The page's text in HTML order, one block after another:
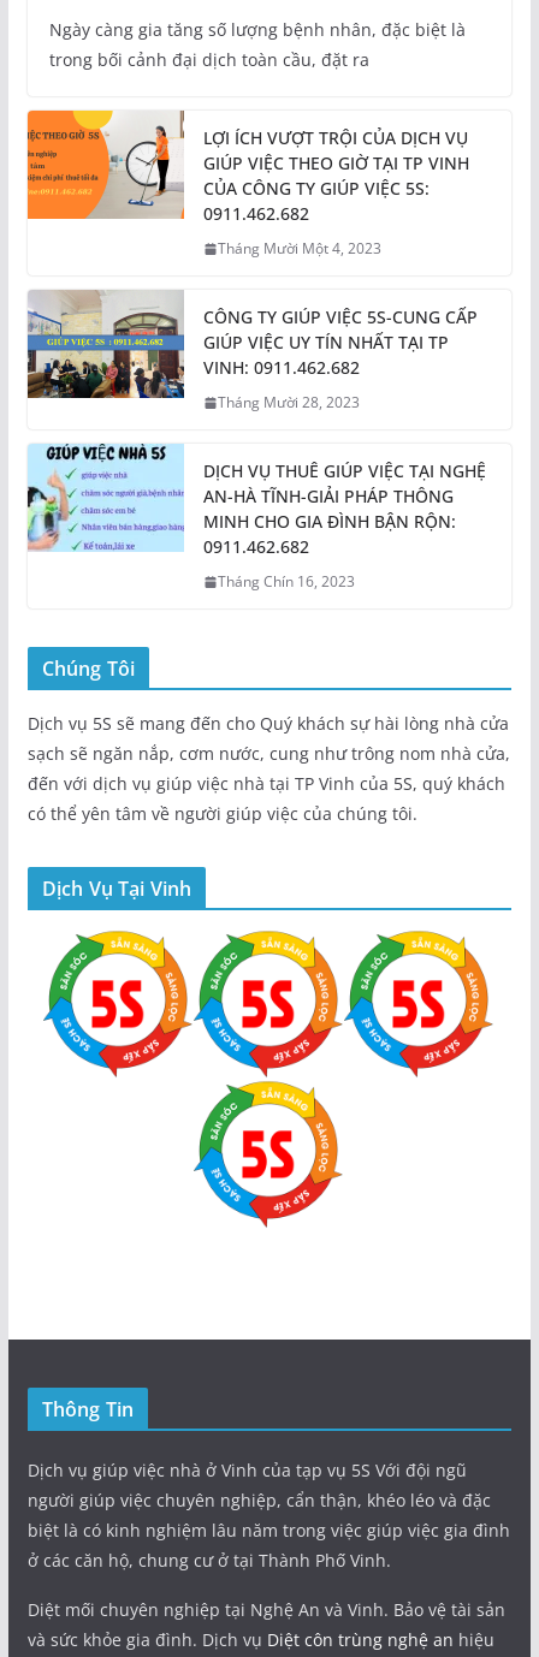
Ngày càng gia tăng số lượng bệnh nhân, đặc biệt là
trong bối cảnh đại dịch toàn cầu, đặt ra
LỢI ÍCH VƯỢT TRỘI CỦA DỊCH VỤ
GIÚP VIỆC THEO GIỜ TẠI TP VINH
CỦA CÔNG TY GIÚP VIỆC 5S:
0911.462.682
Tháng Mười Một 4, 2023
CÔNG TY GIÚP VIỆC 5S-CUNG CẤP
GIÚP VIỆC UY TÍN NHẤT TẠI TP
VINH: 0911.462.682
Tháng Mười 28, 2023
DỊCH VỤ THUÊ GIÚP VIỆC TẠI NGHỆ
AN-HÀ TĨNH-GIẢI PHÁP THÔNG
MINH CHO GIA ĐÌNH BẬN RỘN:
0911.462.682
Tháng Chín 16, 2023
Chúng Tôi
Dịch vụ 5S sẽ mang đến cho Quý khách sự hài lòng nhà cửa
sạch sẽ ngăn nắp, cơm nước, cung như trông nom nhà cửa,
đến với dịch vụ giúp việc nhà tại TP Vinh của 5S, quý khách
có thể yên tâm về người giúp việc của chúng tôi.
Dịch Vụ Tại Vinh
Thông Tin
Dịch vụ giúp việc nhà ở Vinh của tạp vụ 5S Với đội ngũ
người giúp việc chuyên nghiệp, cẩn thận, khéo léo và đặc
biệt là có kinh nghiệm lâu năm trong việc giúp việc gia đình
ở các căn hộ, chung cư ở tại Thành Phố Vinh.
Diệt mối chuyên nghiệp tại Nghệ An và Vinh. Bảo vệ tài sản
và sức khỏe gia đình. Dịch vụ Diệt côn trùng nghệ an hiệu